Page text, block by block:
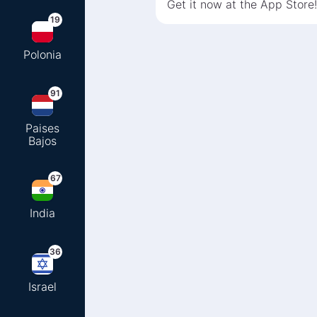
19
Polonia
91
Paises
Bajos
67
India
36
Israel
Get it now at the App Store!